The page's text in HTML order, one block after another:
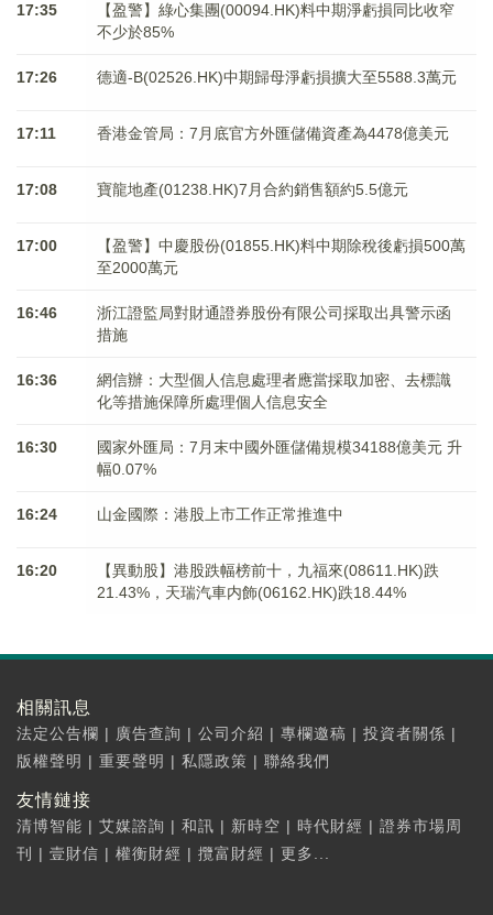
17:35
【盈警】綠心集團(00094.HK)料中期淨虧損同比收窄
不少於85%
17:26 德適-B(02526.HK)中期歸母淨虧損擴大至5588.3萬元
17:11 香港金管局：7月底官方外匯儲備資產為4478億美元
17:08 寶龍地產(01238.HK)7月合約銷售額約5.5億元
17:00
【盈警】中慶股份(01855.HK)料中期除稅後虧損500萬
至2000萬元
16:46
浙江證監局對財通證券股份有限公司採取出具警示函
措施
16:36
網信辦：大型個人信息處理者應當採取加密、去標識
化等措施保障所處理個人信息安全
16:30
國家外匯局：7月末中國外匯儲備規模34188億美元 升
幅0.07%
16:24 山金國際：港股上市工作正常推進中
16:20
【異動股】港股跌幅榜前十，九福來(08611.HK)跌
21.43%，天瑞汽車内飾(06162.HK)跌18.44%
相關訊息
法定公告欄 | 廣告查詢 | 公司介紹 | 專欄邀稿 | 投資者關係 |
版權聲明 | 重要聲明 | 私隱政策 | 聯絡我們
友情鏈接
清博智能 | 艾媒諮詢 | 和訊 | 新時空 | 時代財經 | 證券市場周
刊
| 壹財信 | 權衡財經 | 攬富財經 | 更多...